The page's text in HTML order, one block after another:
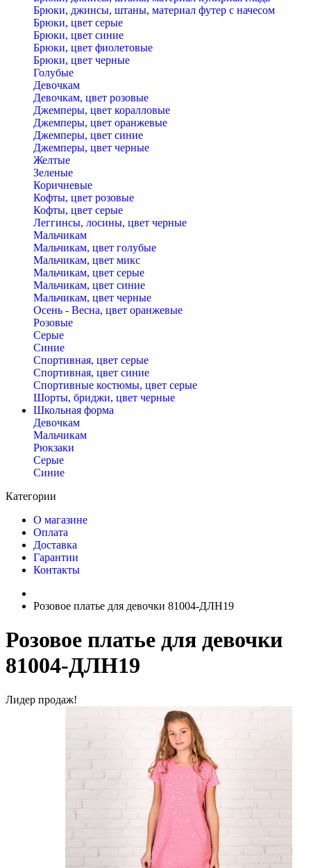
Брюки, джинсы, штаны, материал футер с начесом
Брюки, цвет серые
Брюки, цвет синие
Брюки, цвет фиолетовые
Брюки, цвет черные
Голубые
Девочкам
Девочкам, цвет розовые
Джемперы, цвет коралловые
Джемперы, цвет оранжевые
Джемперы, цвет синие
Джемперы, цвет черные
Желтые
Зеленые
Коричневые
Кофты, цвет розовые
Кофты, цвет серые
Леггинсы, лосины, цвет черные
Мальчикам
Мальчикам, цвет голубые
Мальчикам, цвет микс
Мальчикам, цвет серые
Мальчикам, цвет синие
Мальчикам, цвет черные
Осень - Весна, цвет оранжевые
Розовые
Серые
Синие
Спортивная, цвет серые
Спортивная, цвет синие
Спортивные костюмы, цвет серые
Шорты, бриджи, цвет черные
Школьная форма
Девочкам
Мальчикам
Рюкзаки
Серые
Синие
Категории
О магазине
Оплата
Доставка
Гарантии
Контакты
Розовое платье для девочки 81004-ДЛН19
Розовое платье для девочки
81004-ДЛН19
Лидер продаж!